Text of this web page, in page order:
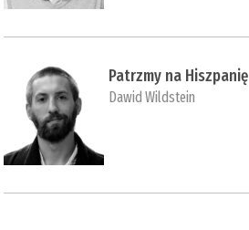
Patrzmy na Hiszpanię
Dawid Wildstein